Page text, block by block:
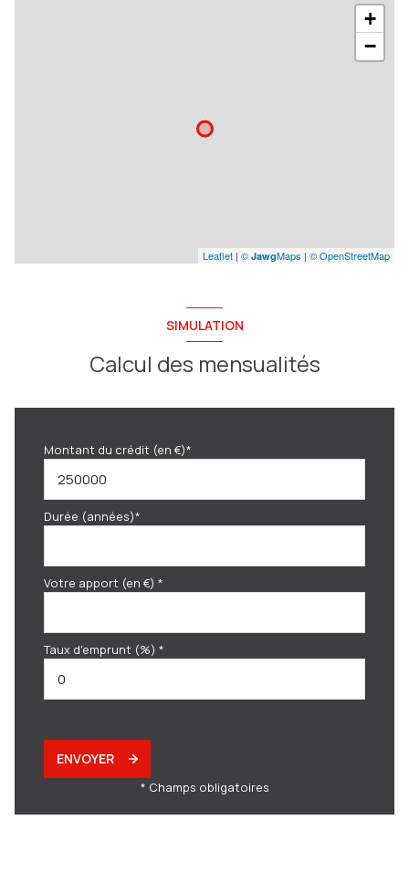
+
−
Leaflet | © JawgMaps | © OpenStreetMap
SIMULATION
Calcul des mensualités
Montant du crédit (en €)*
Durée (années)*
Votre apport (en €) *
Taux d'emprunt (%) *
ENVOYER
* Champs obligatoires